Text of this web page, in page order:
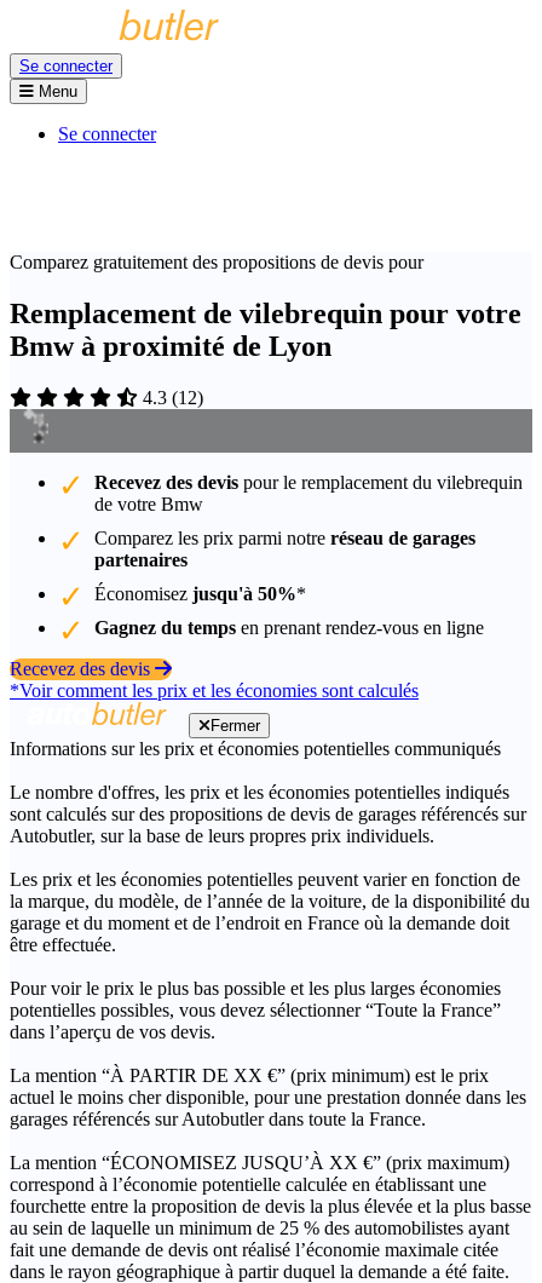
Se connecter
Menu
Se connecter
Comparez gratuitement des propositions de devis pour
Remplacement de vilebrequin pour votre
Bmw à proximité de Lyon
4.3 (12)
Recevez des devis pour le remplacement du vilebrequin
de votre Bmw
Comparez les prix parmi notre réseau de garages
partenaires
Économisez jusqu'à 50%*
Gagnez du temps en prenant rendez-vous en ligne
Recevez des devis
*Voir comment les prix et les économies sont calculés
Fermer
Informations sur les prix et économies potentielles communiqués
Le nombre d'offres, les prix et les économies potentielles indiqués
sont calculés sur des propositions de devis de garages référencés sur
Autobutler, sur la base de leurs propres prix individuels.
Les prix et les économies potentielles peuvent varier en fonction de
la marque, du modèle, de l’année de la voiture, de la disponibilité du
garage et du moment et de l’endroit en France où la demande doit
être effectuée.
Pour voir le prix le plus bas possible et les plus larges économies
potentielles possibles, vous devez sélectionner “Toute la France”
dans l’aperçu de vos devis.
La mention “À PARTIR DE XX €” (prix minimum) est le prix
actuel le moins cher disponible, pour une prestation donnée dans les
garages référencés sur Autobutler dans toute la France.
La mention “ÉCONOMISEZ JUSQU’À XX €” (prix maximum)
correspond à l’économie potentielle calculée en établissant une
fourchette entre la proposition de devis la plus élevée et la plus basse
au sein de laquelle un minimum de 25 % des automobilistes ayant
fait une demande de devis ont réalisé l’économie maximale citée
dans le rayon géographique à partir duquel la demande a été faite.